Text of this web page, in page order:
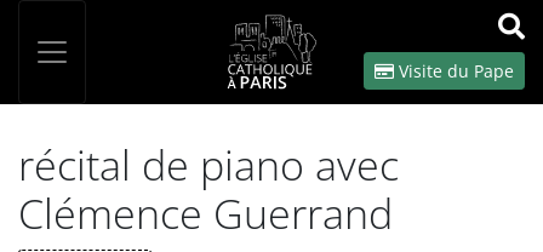
OK
Visite du Pape
récital de piano avec
Clémence Guerrand
Panneau de gestion des cookies